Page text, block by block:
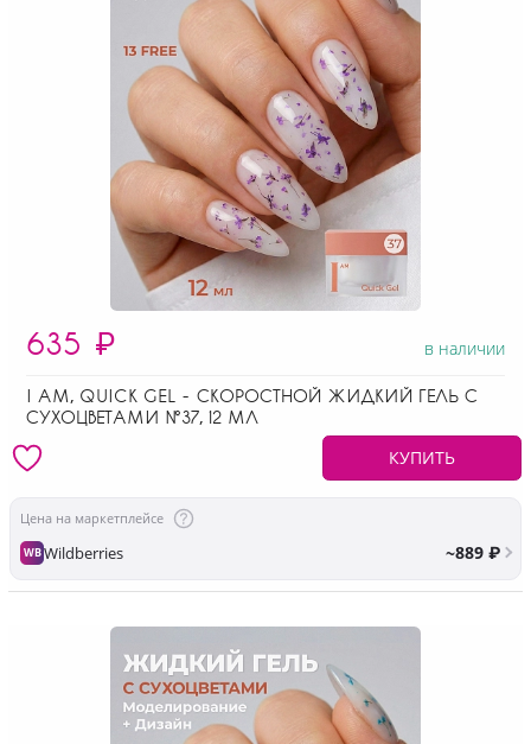
635 ₽ в наличии
I AM, QUICK GEL - СКОРОСТНОЙ ЖИДКИЙ ГЕЛЬ С
СУХОЦВЕТАМИ №37, 12 МЛ
КУПИТЬ
Цена на маркетплейсе
WBWildberries ~889 ₽